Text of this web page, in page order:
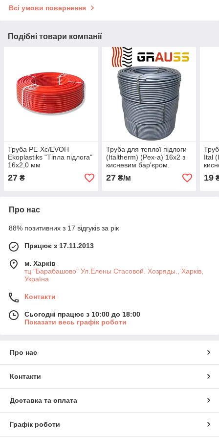
Всі умови повернення
Подібні товари компанії
Труба PE-Xc/EVOH
Ekoplastiks "Тіпла підлога"
16х2,0 мм
27 ₴
Труба для теплої підлоги
(Italtherm) (Pex-a) 16x2 з
кисневим бар'єром.
27₴/м
Ital
19
Про нас
88% позитивних з 17 відгуків за рік
Працює з 17.11.2013
м. Харків
тц "Барабашово" Ул.Елены Стасовой. Хозряды., Харків,
Україна
Контакти
Сьогодні працює з 10:00 до 18:00
Показати весь графік роботи
Про нас
Контакти
Доставка та оплата
Графік роботи